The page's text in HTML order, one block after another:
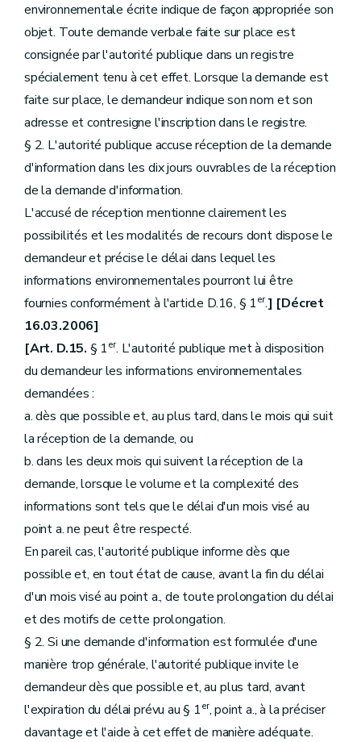
environnementale écrite indique de façon appropriée son
objet. Toute demande verbale faite sur place est
consignée par l'autorité publique dans un registre
spécialement tenu à cet effet. Lorsque la demande est
faite sur place, le demandeur indique son nom et son
adresse et contresigne l'inscription dans le registre.
§ 2. L'autorité publique accuse réception de la demande
d'information dans les dix jours ouvrables de la réception
de la demande d'information.
L'accusé de réception mentionne clairement les
possibilités et les modalités de recours dont dispose le
demandeur et précise le délai dans lequel les
informations environnementales pourront lui être
fournies conformément à l'article D.16, § 1er.] [Décret
16.03.2006]
[Art. D.15. § 1er. L'autorité publique met à disposition
du demandeur les informations environnementales
demandées :
a. dès que possible et, au plus tard, dans le mois qui suit
la réception de la demande, ou
b. dans les deux mois qui suivent la réception de la
demande, lorsque le volume et la complexité des
informations sont tels que le délai d'un mois visé au
point a. ne peut être respecté.
En pareil cas, l'autorité publique informe dès que
possible et, en tout état de cause, avant la fin du délai
d'un mois visé au point a., de toute prolongation du délai
et des motifs de cette prolongation.
§ 2. Si une demande d'information est formulée d'une
manière trop générale, l'autorité publique invite le
demandeur dès que possible et, au plus tard, avant
l'expiration du délai prévu au § 1er, point a., à la préciser
davantage et l'aide à cet effet de manière adéquate.